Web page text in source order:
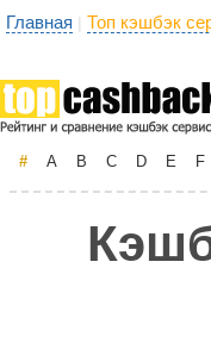
Главная | Топ кэшбэк
# A B C D E F